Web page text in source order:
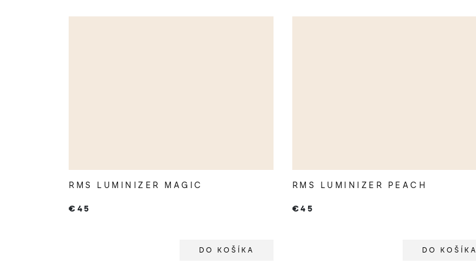
RMS LUMINIZER MAGIC
€45
DO KOŠÍKA
RMS LUMINIZER PEACH
€45
DO KOŠÍKA